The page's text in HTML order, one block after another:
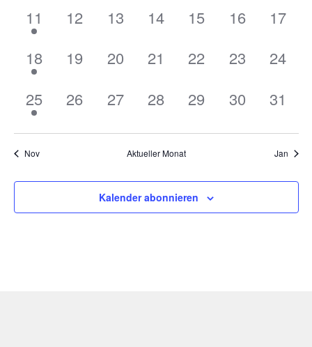
1
Veranstaltung,
11
0
12
0
13
0
14
0
15
0
16
0
17
1
Veranstaltung,
18
0
19
0
20
0
21
0
22
0
23
0
24
1
Veranstaltung,
25
0
26
0
27
0
28
0
29
0
30
0
31
Nov Aktueller Monat Jan
Kalender abonnieren